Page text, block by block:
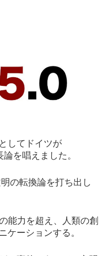
してドイツが
を唱えました。
の転換論を打ち出し
能力を超え、
人類の創
ケーションする。